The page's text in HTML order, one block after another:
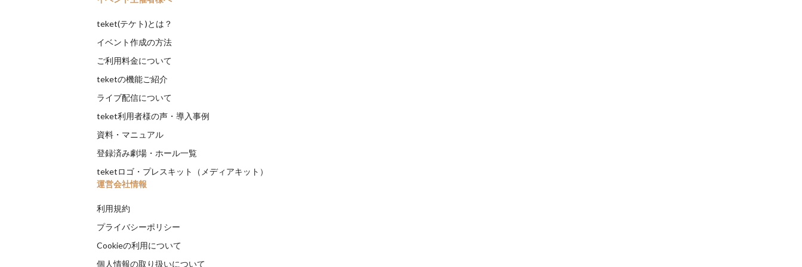
teket(テケト)とは？
イベント作成の方法
ご利用料金について
teketの機能ご紹介
ライブ配信について
teket利用者様の声・導入事例
資料・マニュアル
登録済み劇場・ホール一覧
teketロゴ・プレスキット（メディアキット）
運営会社情報
利用規約
プライバシーポリシー
Cookieの利用について
個人情報の取り扱いについて